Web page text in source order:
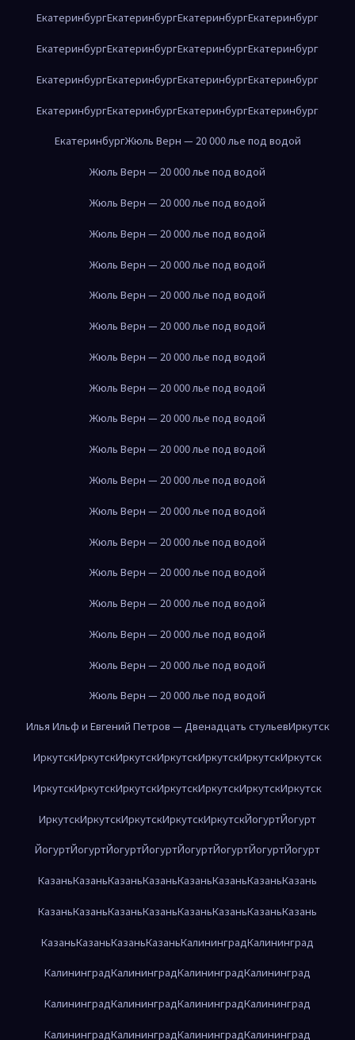
ЕкатеринбургЕкатеринбургЕкатеринбургЕкатеринбург
ЕкатеринбургЕкатеринбургЕкатеринбургЕкатеринбург
ЕкатеринбургЕкатеринбургЕкатеринбургЕкатеринбург
ЕкатеринбургЕкатеринбургЕкатеринбургЕкатеринбург
ЕкатеринбургЖюль Верн — 20 000 лье под водой
Жюль Верн — 20 000 лье под водой
Жюль Верн — 20 000 лье под водой
Жюль Верн — 20 000 лье под водой
Жюль Верн — 20 000 лье под водой
Жюль Верн — 20 000 лье под водой
Жюль Верн — 20 000 лье под водой
Жюль Верн — 20 000 лье под водой
Жюль Верн — 20 000 лье под водой
Жюль Верн — 20 000 лье под водой
Жюль Верн — 20 000 лье под водой
Жюль Верн — 20 000 лье под водой
Жюль Верн — 20 000 лье под водой
Жюль Верн — 20 000 лье под водой
Жюль Верн — 20 000 лье под водой
Жюль Верн — 20 000 лье под водой
Жюль Верн — 20 000 лье под водой
Жюль Верн — 20 000 лье под водой
Жюль Верн — 20 000 лье под водой
Илья Ильф и Евгений Петров — Двенадцать стульевИркутск
ИркутскИркутскИркутскИркутскИркутскИркутскИркутск
ИркутскИркутскИркутскИркутскИркутскИркутскИркутск
ИркутскИркутскИркутскИркутскИркутскЙогуртЙогурт
ЙогуртЙогуртЙогуртЙогуртЙогуртЙогуртЙогуртЙогурт
КазаньКазаньКазаньКазаньКазаньКазаньКазаньКазань
КазаньКазаньКазаньКазаньКазаньКазаньКазаньКазань
КазаньКазаньКазаньКазаньКалининградКалининград
КалининградКалининградКалининградКалининград
КалининградКалининградКалининградКалининград
КалининградКалининградКалининградКалининград